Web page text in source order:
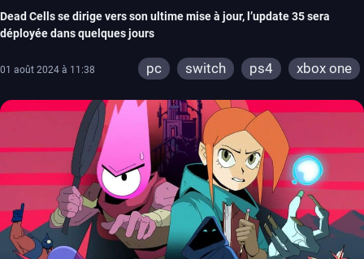
Dead Cells se dirige vers son ultime mise à jour, l’update 35 sera
déployée dans quelques jours
01 août 2024 à 11:38 pc switch ps4 xbox one